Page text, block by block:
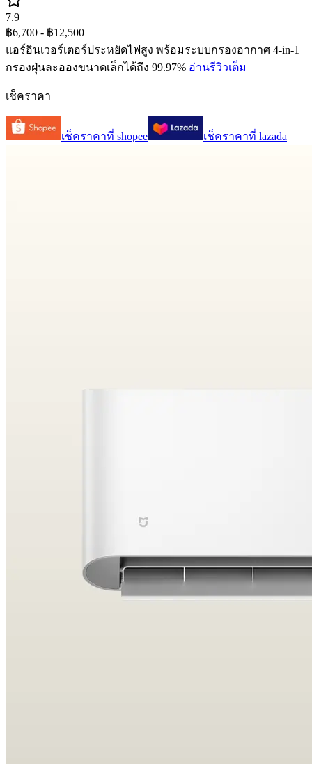
7.9
฿6,700 - ฿12,500
แอร์อินเวอร์เตอร์ประหยัดไฟสูง พร้อมระบบกรองอากาศ 4-in-1
กรองฝุ่นละอองขนาดเล็กได้ถึง 99.97% อ่านรีวิวเต็ม
เช็คราคา
เช็คราคาที่ shopee เช็คราคาที่ lazada